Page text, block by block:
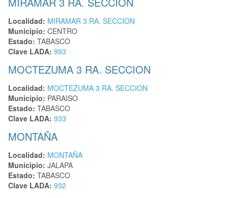
Localidad: MIRAMAR 3 RA. SECCION
Municipio: CENTRO
Estado: TABASCO
Clave LADA: 993
MOCTEZUMA 3 RA. SECCION
Localidad: MOCTEZUMA 3 RA. SECCION
Municipio: PARAISO
Estado: TABASCO
Clave LADA: 933
MONTAÑA
Localidad: MONTAÑA
Municipio: JALAPA
Estado: TABASCO
Clave LADA: 932